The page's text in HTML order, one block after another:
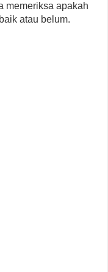
memeriksa apakah
atau belum.